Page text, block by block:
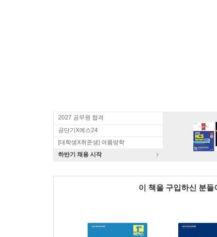
2027 공무원 합격
공단기X예스24
[대학생X취준생] 여름방학
하반기 채용 시작
이 책을 구입하신 분